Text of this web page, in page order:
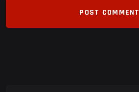
POST COMMENT